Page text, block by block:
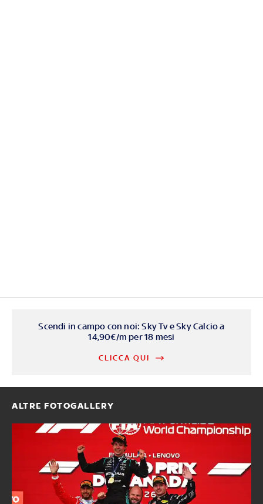
Scendi in campo con noi: Sky Tv e Sky Calcio a
14,90€/m per 18 mesi
CLICCA QUI
ALTRE FOTOGALLERY